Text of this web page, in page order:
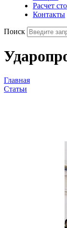
Расчет
Контакты
Поиск
Главная
Статьи